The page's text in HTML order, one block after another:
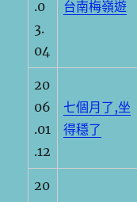
.0
3.
04
台南梅嶺遊
20
06
.01
.12
七個月了,坐
得穩了
20